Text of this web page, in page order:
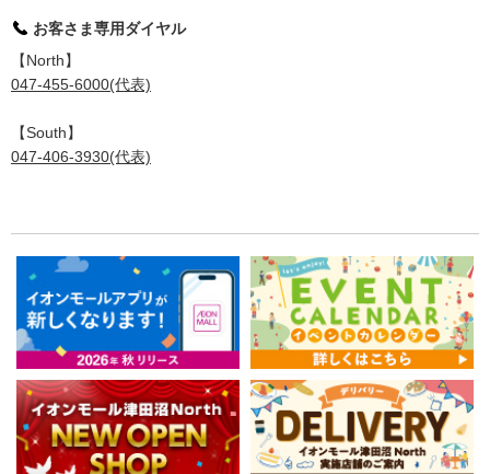
お客さま専用ダイヤル
【North】
047-455-6000(代表)
【South】
047-406-3930(代表)